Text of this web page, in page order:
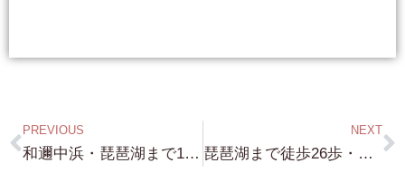
PREVIOUS
和邇中浜・琵琶湖まで100m・築浅・琵琶湖までめちゃくちゃ近い・環境抜群・大津市 M 様 良かったですね！ これめちゃくちゃいい物件ですよ！
NEXT
琵琶湖まで徒歩26歩・浮御堂隣接・本堅田・約38坪・980万円更地・THE 小ぶり！ 多数お問い合わせありがとうございます！